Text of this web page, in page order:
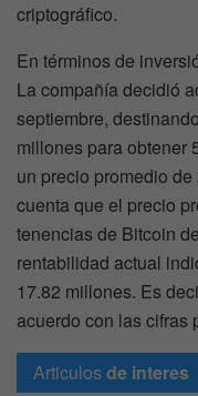
criptográfico.
En términos de
La compañía decidió
septiembre,
millones para obtener
un precio promedio
cuenta que el precio
tenencias de Bitcoin
rentabilidad actual
17.82 millones. Es
acuerdo con las cifras
Articulosde interes